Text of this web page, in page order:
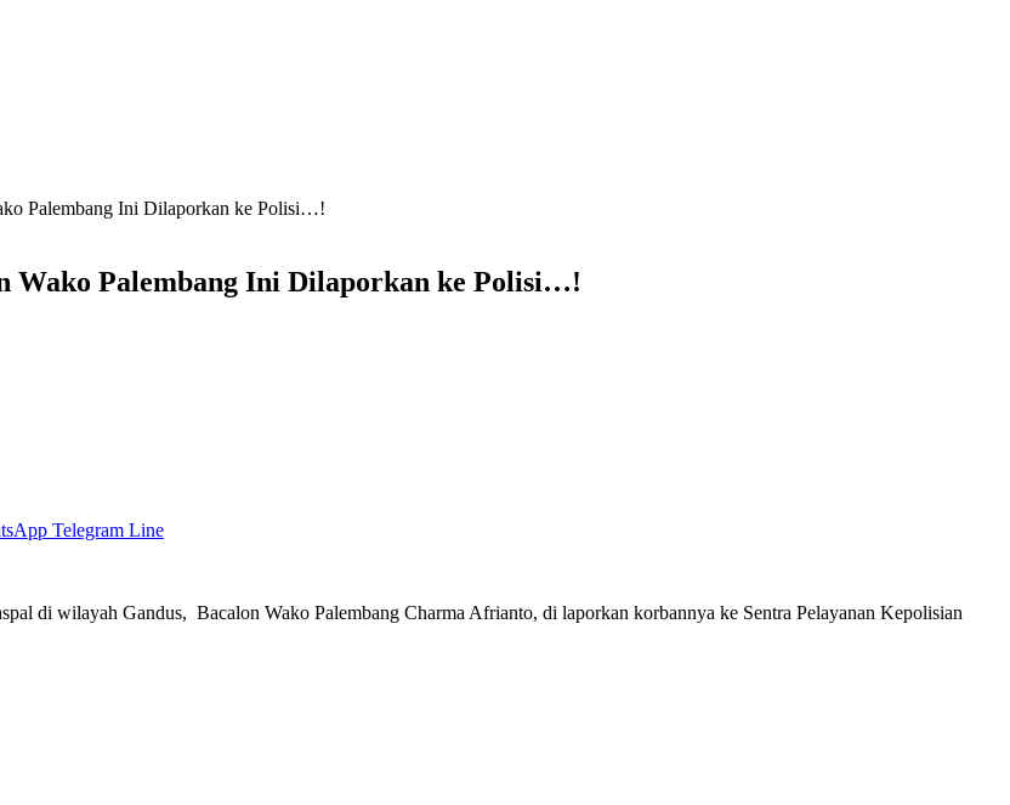
Palembang Ini Dilaporkan ke Polisi…!
Wako Palembang Ini Dilaporkan ke Polisi…!
Telegram Line
di wilayah Gandus, Bacalon Wako Palembang Charma Afrianto, di laporkan korbannya ke Sentra Pelayanan Kepolisian